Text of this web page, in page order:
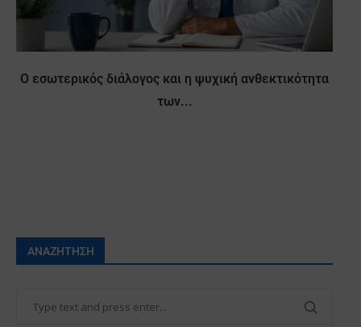
Ο εσωτερικός διάλογος και η ψυχική ανθεκτικότητα
των...
ΑΝΑΖΉΤΗΣΗ